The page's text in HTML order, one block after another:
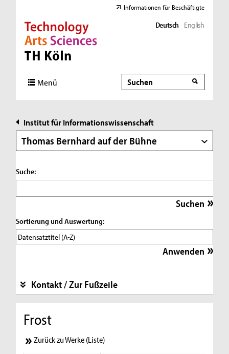
Direkt zur Hauptnavigation
Direkt zur Subnavigation
Direkt zum Inhalt
Direkt zum Fußbereich
Informationen für Beschäftigte
Deutsch English
Menü Suche
Suche
Institut für Informationswissenschaft
Thomas Bernhard auf der Bühne
Suche:
Sortierung und Auswertung:
Kontakt / Zur Fußzeile
Frost
Zurück zu Werke (Liste)